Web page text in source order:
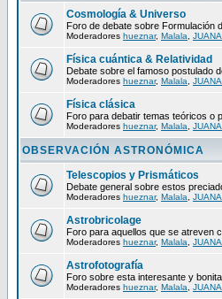
Cosmología & Universo
Foro de debate sobre Formulación
Moderadores hueznar, Malala
Física cuántica & Relatividad
Debate sobre el famoso postulado
Moderadores hueznar, Malala
Física clásica
Foro para debatir temas teóricos o
Moderadores hueznar, Malala
OBSERVACIÓN ASTRONÓMICA
Telescopios y Prismáticos
Debate general sobre estos
Moderadores hueznar, Malala
Astrobricolage
Foro para aquellos que se atreven
Moderadores hueznar, Malala
Astrofotografía
Foro sobre esta interesante y
Moderadores hueznar, Malala